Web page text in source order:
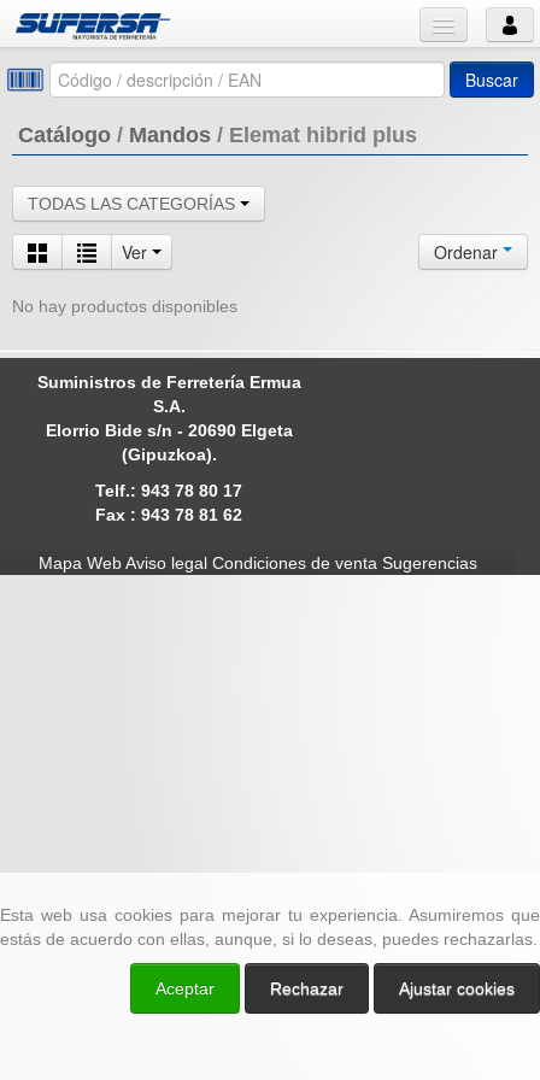
Buscar
Catálogo / Mandos / Elemat hibrid plus
TODAS LAS CATEGORÍAS
Ver Ordenar
No hay productos disponibles
Suministros de Ferretería Ermua
S.A.
Elorrio Bide s/n - 20690 Elgeta
(Gipuzkoa).
Telf.: 943 78 80 17
Fax : 943 78 81 62
Mapa WebAviso legal Condiciones de venta Sugerencias
Esta web usa cookies para mejorar tu experiencia. Asumiremos que
estás de acuerdo con ellas, aunque, si lo deseas, puedes rechazarlas.
Aceptar Rechazar Ajustar cookies